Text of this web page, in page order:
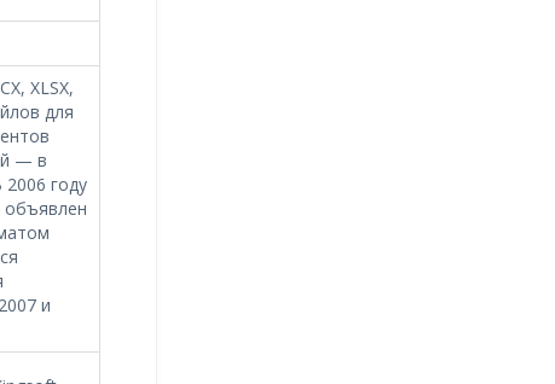
XLSX,
для
— в
году
и